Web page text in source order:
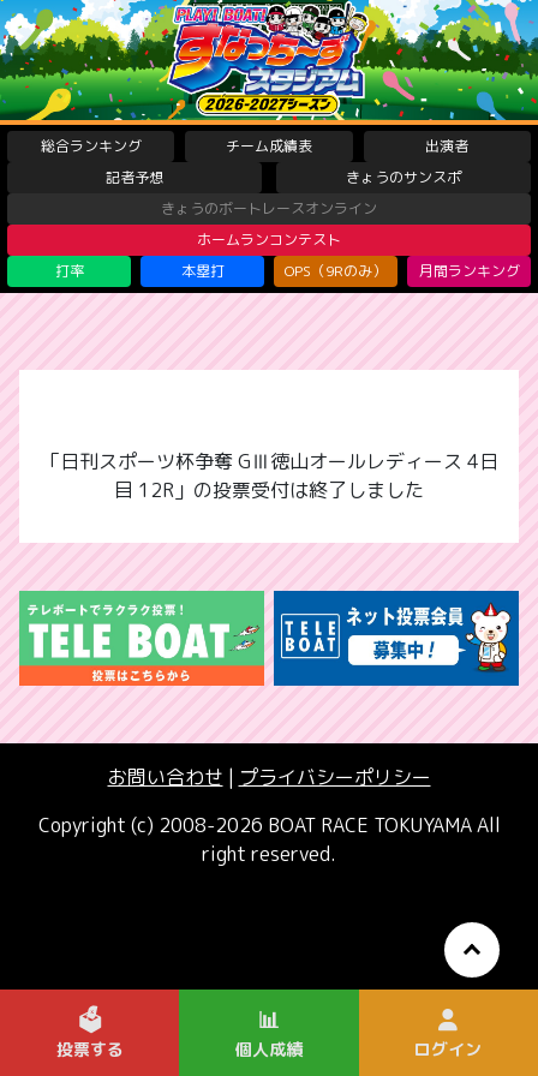
総合ランキング チーム成績表
出演者
記者予想
きょうのサンスポ
きょうのボートレースオンライン
ホームランコンテスト
打率
本塁打 OPS（9Rのみ） 月間ランキング
「日刊スポーツ杯争奪 GⅢ徳山オールレディース 4日
目 12R」の投票受付は終了しました
お問い合わせ | プライバシーポリシー
Copyright (c) 2008-2026 BOAT RACE TOKUYAMA All
right reserved.
🗳️
投票する
📊
個人成績 ログイン